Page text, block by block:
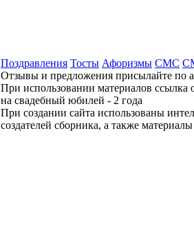
Поздравления Тосты Афоризмы СМС
Отзывы и предложения присылайте по
При использовании материалов ссылка
на свадебный юбилей - 2 года
При создании сайта использованы
создателей сборника, а также